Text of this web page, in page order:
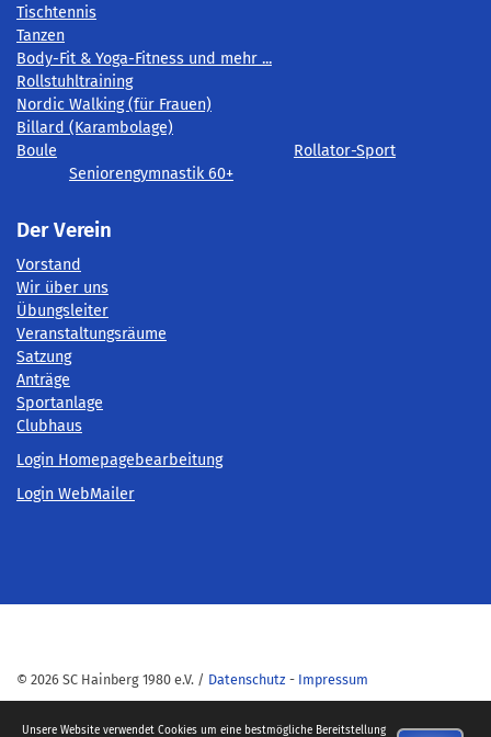
Tischtennis
Tanzen
Body-Fit & Yoga-Fitness und mehr ...
Rollstuhltraining
Nordic Walking (für Frauen)
Billard (Karambolage)
Boule
Rollator-Sport
Seniorengymnastik 60+
Der Verein
Vorstand
Wir über uns
Übungsleiter
Veranstaltungsräume
Satzung
Anträge
Sportanlage
Clubhaus
Login Homepagebearbeitung
Login WebMailer
© 2026 SC Hainberg 1980 e.V. / Datenschutz - Impressum
Unsere Website verwendet Cookies um eine bestmögliche Bereitstellung